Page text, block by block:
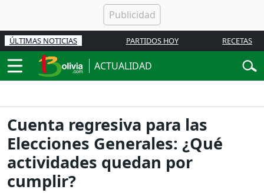
ÚLTIMAS NOTICIAS PARTIDOS HOY RECETAS
ACTUALIDAD
Cuenta regresiva para las
Elecciones Generales: ¿Qué
actividades quedan por
cumplir?